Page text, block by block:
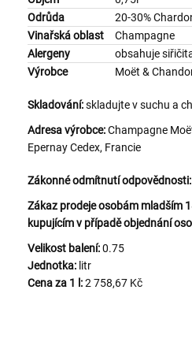
Odrůda
20-30%
Vinařská oblast
Champagne
Alergeny
obsahuje
Výrobce
Moët &
Skladování:skladujte v suchu a
Adresa výrobce:Champagne
Epernay Cedex, Francie
Zákonné odmítnutí odpovědnosti:
Zákaz prodeje osobám mladším
kupujícím v případě objednání
Velikost balení:0.75
Jednotka: litr
Cena za 1 l:2 758,67 Kč